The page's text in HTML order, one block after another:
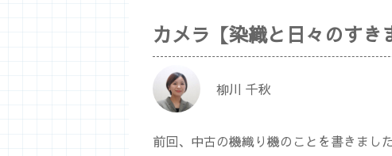
カメラ【染織と日々のすき
柳川 千秋
前回、中古の機織り機のことを書きまし